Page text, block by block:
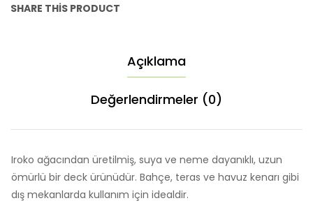
SHARE THIS PRODUCT
Açıklama
Değerlendirmeler (0)
Iroko ağacından üretilmiş, suya ve neme dayanıklı, uzun
ömürlü bir deck ürünüdür. Bahçe, teras ve havuz kenarı gibi
dış mekanlarda kullanım için idealdir.